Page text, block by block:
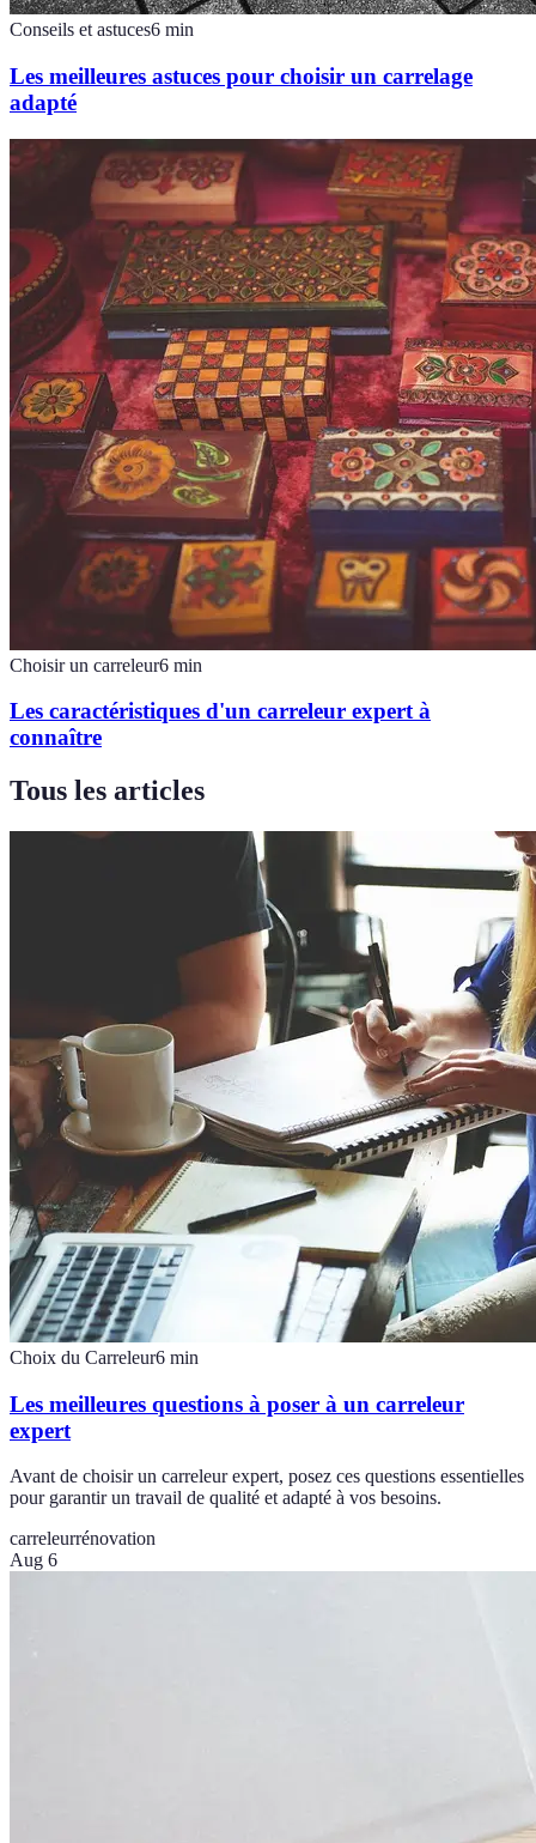
Conseils et astuces6 min
Les meilleures astuces pour choisir un carrelage
adapté
Choisir un carreleur6 min
Les caractéristiques d'un carreleur expert à
connaître
Tous les articles
Choix du Carreleur6 min
Les meilleures questions à poser à un carreleur
expert
Avant de choisir un carreleur expert, posez ces questions essentielles
pour garantir un travail de qualité et adapté à vos besoins.
carreleurrénovation
Aug 6